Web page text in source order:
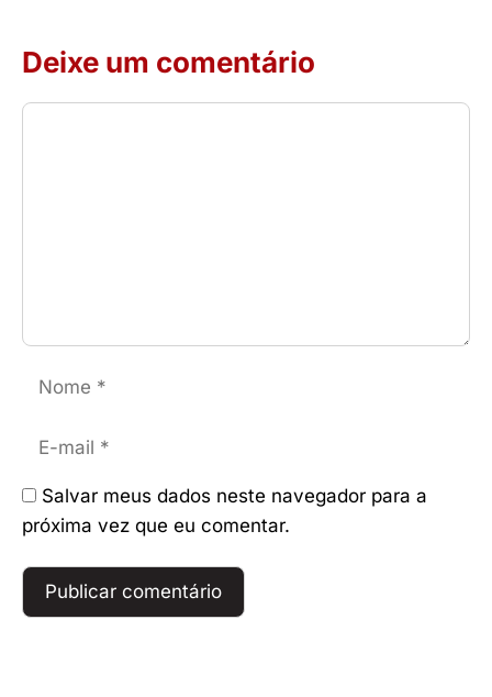
Deixe um comentário
Comentário
Nome
E-
mail
Salvar meus dados neste navegador para a
próxima vez que eu comentar.